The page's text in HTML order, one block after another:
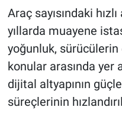
Araç sayısındaki
yıllarda muayene
yoğunluk,
konular arasında yer
dijital altyapının
süreçlerinin